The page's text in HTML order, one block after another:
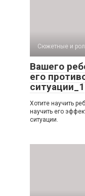
Сюжетные и
Вашего
его
ситуации_1
Хотите научить
научить его
ситуации.